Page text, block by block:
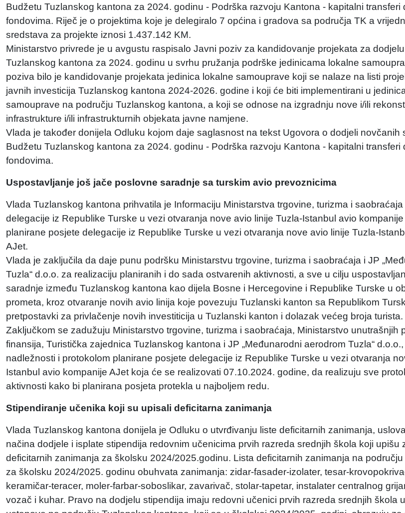
Budžetu Tuzlanskog kantona za 2024. godinu - Podrška razvoju Kantona - kapitalni transferi
fondovima. Riječ je o projektima koje je delegiralo 7 općina i gradova sa područja TK a
sredstava za projekte iznosi 1.437.142 KM.
Ministarstvo privrede je u avgustu raspisalo Javni poziv za kandidovanje projekata za
Tuzlanskog kantona za 2024. godinu u svrhu pružanja podrške jedinicama lokalne
poziva bilo je kandidovanje projekata jedinica lokalne samouprave koji se nalaze na listi
javnih investicija Tuzlanskog kantona 2024-2026. godine i koji će biti implementirani u
samouprave na području Tuzlanskog kantona, a koji se odnose na izgradnju nove i/ili
infrastrukture i/ili infrastrukturnih objekata javne namjene.
Vlada je također donijela Odluku kojom daje saglasnost na tekst Ugovora o dodjeli novčanih
Budžetu Tuzlanskog kantona za 2024. godinu - Podrška razvoju Kantona - kapitalni transferi
fondovima.
Uspostavljanje još jače poslovne saradnje sa turskim avio prevoznicima
Vlada Tuzlanskog kantona prihvatila je Informaciju Ministarstva trgovine, turizma i
delegacije iz Republike Turske u vezi otvaranja nove avio linije Tuzla-Istanbul avio
planirane posjete delegacije iz Republike Turske u vezi otvaranja nove avio linije Tuzla-
AJet.
Vlada je zaključila da daje punu podršku Ministarstvu trgovine, turizma i saobraćaja i JP
Tuzla“ d.o.o. za realizaciju planiranih i do sada ostvarenih aktivnosti, a sve u cilju
saradnje između Tuzlanskog kantona kao dijela Bosne i Hercegovine i Republike Turske u
prometa, kroz otvaranje novih avio linija koje povezuju Tuzlanski kanton sa Republikom
pretpostavki za privlačenje novih investiticija u Tuzlanski kanton i dolazak većeg broja turista.
Zaključkom se zadužuju Ministarstvo trgovine, turizma i saobraćaja, Ministarstvo unutrašnjih
finansija, Turistička zajednica Tuzlanskog kantona i JP „Međunarodni aerodrom Tuzla“
nadležnosti i protokolom planirane posjete delegacije iz Republike Turske u vezi otvaranja
Istanbul avio kompanije AJet koja će se realizovati 07.10.2024. godine, da realizuju sve
aktivnosti kako bi planirana posjeta protekla u najboljem redu.
Stipendiranje učenika koji su upisali deficitarna zanimanja
Vlada Tuzlanskog kantona donijela je Odluku o utvrđivanju liste deficitarnih zanimanja,
načina dodjele i isplate stipendija redovnim učenicima prvih razreda srednjih škola koji upišu
deficitarnih zanimanja za školsku 2024/2025.godinu. Lista deficitarnih zanimanja na
za školsku 2024/2025. godinu obuhvata zanimanja: zidar-fasader-izolater, tesar-
keramičar-teracer, moler-farbar-soboslikar, zavarivač, stolar-tapetar, instalater centralnog
vozač i kuhar. Pravo na dodjelu stipendija imaju redovni učenici prvih razreda srednjih škola